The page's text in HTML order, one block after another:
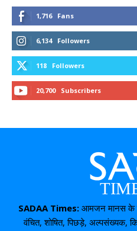
1,716 Fans
6,134 Followers
118 Followers
20,700 Subscribers
SADAA Times: आमजन मानस के
वंचित, शोषित, पिछड़े, अल्पसंख्यक,